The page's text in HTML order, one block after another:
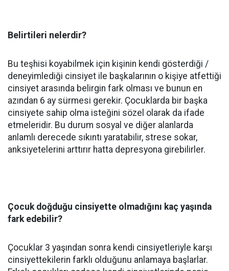
Belirtileri nelerdir?
Bu teşhisi koyabilmek için kişinin kendi gösterdiği /
deneyimlediği cinsiyet ile başkalarının o kişiye atfettiği
cinsiyet arasında belirgin fark olması ve bunun en
azından 6 ay sürmesi gerekir. Çocuklarda bir başka
cinsiyete sahip olma isteğini sözel olarak da ifade
etmeleridir. Bu durum sosyal ve diğer alanlarda
anlamlı derecede sıkıntı yaratabilir, strese sokar,
anksiyetelerini arttırır hatta depresyona girebilirler.
Çocuk doğduğu cinsiyette olmadığını kaç yaşında
fark edebilir?
Çocuklar 3 yaşından sonra kendi cinsiyetleriyle karşı
cinsiyettekilerin farklı olduğunu anlamaya başlarlar.